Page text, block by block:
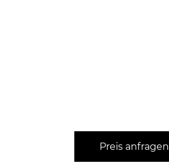
Preis anfragen